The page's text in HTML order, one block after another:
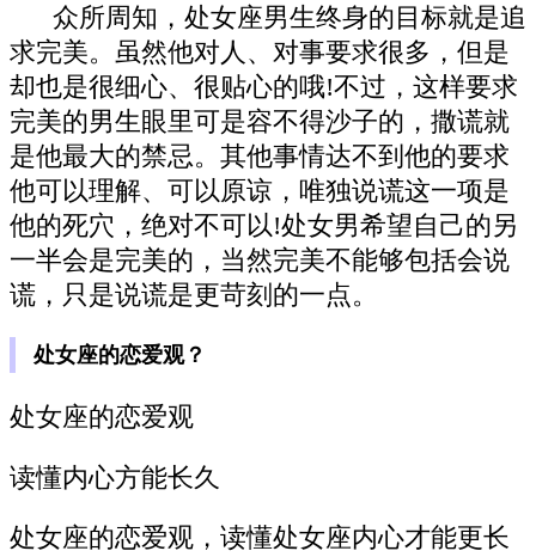
众所周知，处女座男生终身的目标就是追
求完美。虽然他对人、对事要求很多，但是
却也是很细心、很贴心的哦!不过，这样要求
完美的男生眼里可是容不得沙子的，撒谎就
是他最大的禁忌。其他事情达不到他的要求
他可以理解、可以原谅，唯独说谎这一项是
他的死穴，绝对不可以!处女男希望自己的另
一半会是完美的，当然完美不能够包括会说
谎，只是说谎是更苛刻的一点。
处女座的恋爱观？
处女座的恋爱观
读懂内心方能长久
处女座的恋爱观，读懂处女座内心才能更长